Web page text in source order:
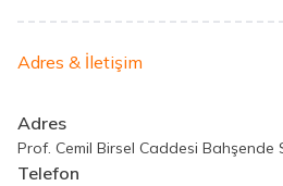
Adres & İletişim
Adres
Prof. Cemil Birsel Caddesi Bahşende
Telefon